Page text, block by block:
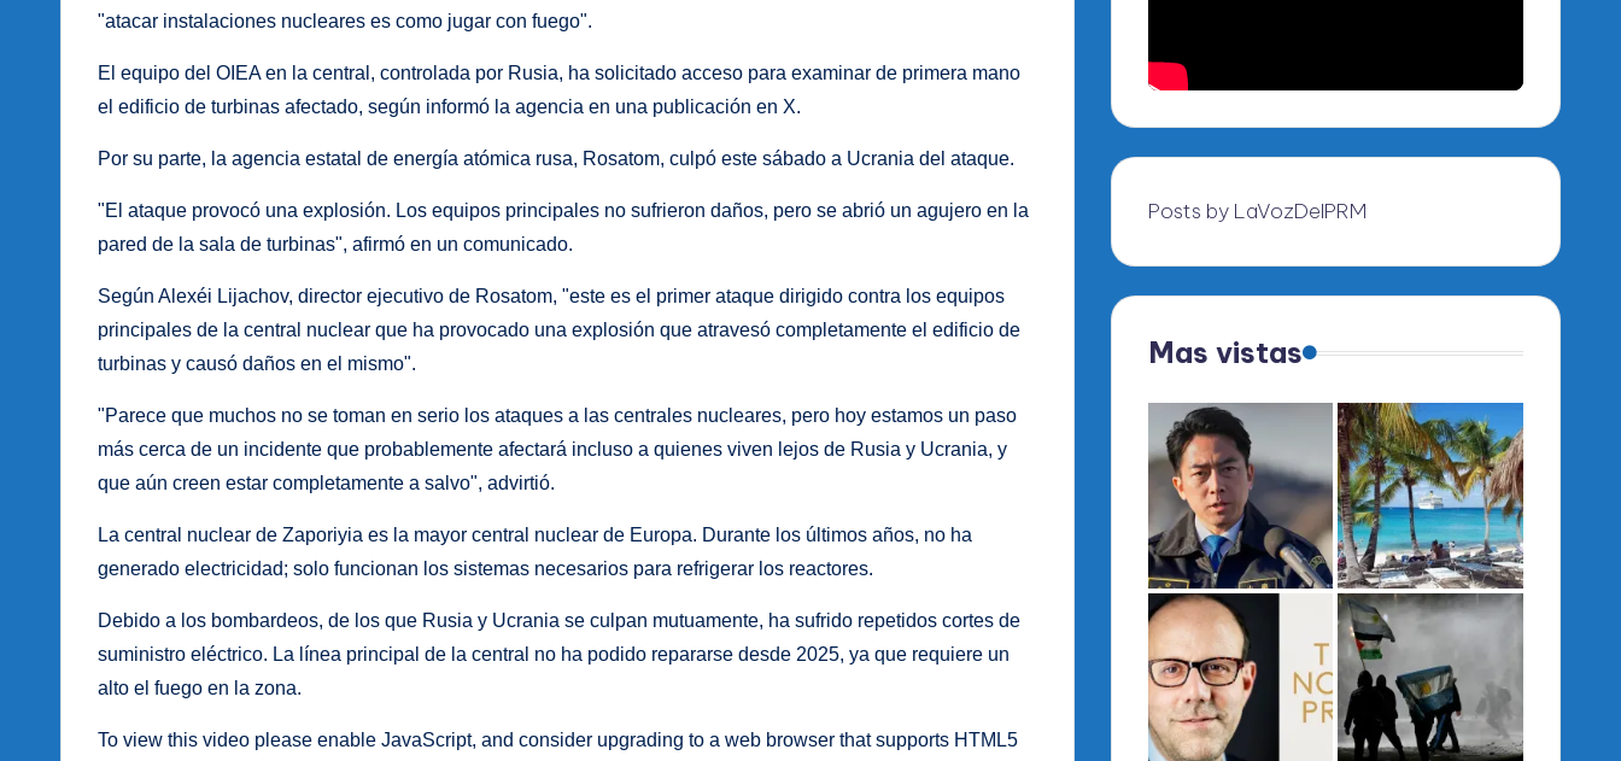
"atacar instalaciones nucleares es como jugar con fuego".
El equipo del OIEA en la central, controlada por Rusia, ha solicitado acceso para examinar de primera mano
el edificio de turbinas afectado, según informó la agencia en una publicación en X.
Por su parte, la agencia estatal de energía atómica rusa, Rosatom, culpó este sábado a Ucrania del ataque.
"El ataque provocó una explosión. Los equipos principales no sufrieron daños, pero se abrió un agujero en la
pared de la sala de turbinas", afirmó en un comunicado.
Según Alexéi Lijachov, director ejecutivo de Rosatom, "este es el primer ataque dirigido contra los equipos
principales de la central nuclear que ha provocado una explosión que atravesó completamente el edificio de
turbinas y causó daños en el mismo".
"Parece que muchos no se toman en serio los ataques a las centrales nucleares, pero hoy estamos un paso
más cerca de un incidente que probablemente afectará incluso a quienes viven lejos de Rusia y Ucrania, y
que aún creen estar completamente a salvo", advirtió.
La central nuclear de Zaporiyia es la mayor central nuclear de Europa. Durante los últimos años, no ha
generado electricidad; solo funcionan los sistemas necesarios para refrigerar los reactores.
Debido a los bombardeos, de los que Rusia y Ucrania se culpan mutuamente, ha sufrido repetidos cortes de
suministro eléctrico. La línea principal de la central no ha podido repararse desde 2025, ya que requiere un
alto el fuego en la zona.
To view this video please enable JavaScript, and consider upgrading to a web browser that supports HTML5
Posts by LaVozDelPRM
Mas vistas